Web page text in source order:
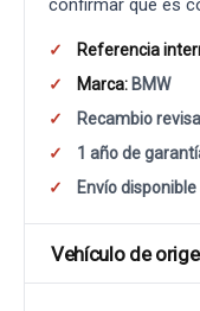
confirmar que es
Referencia
Marca: BMW
Recambio
1 año de
Envío
Vehículo de